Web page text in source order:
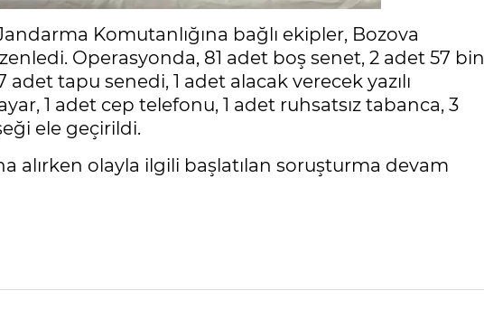
Komutanlığına bağlı ekipler, Bozova
Operasyonda, 81 adet boş senet, 2 adet 57 bin
tapu senedi, 1 adet alacak verecek yazılı
1 adet cep telefonu, 1 adet ruhsatsız tabanca, 3
ele geçirildi.
alırken olayla ilgili başlatılan soruşturma devam